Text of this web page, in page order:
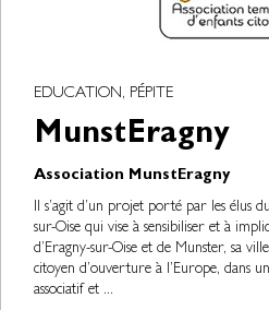
EDUCATION, PÉPITE
MunstEragny
Association MunstEragny
Il s’agit d’un projet porté par les élus
sur-Oise qui vise à sensibiliser et à
d’Eragny-sur-Oise et de Munster, sa
citoyen d’ouverture à l’Europe, dans
associatif et ...